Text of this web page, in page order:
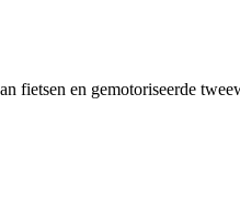
en gemotoriseerde